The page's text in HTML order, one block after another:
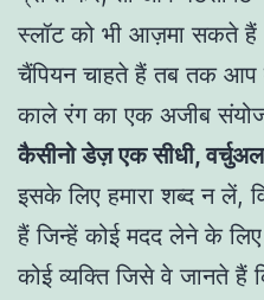
स्लॉट को भी आज़मा सकते
चैंपियन चाहते हैं तब तक
काले रंग का एक अजीब
कैसीनो डेज़ एक सीधी,
इसके लिए हमारा शब्द न लें,
हैं जिन्हें कोई मदद लेने के
कोई व्यक्ति जिसे वे जानते